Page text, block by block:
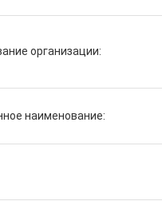
организации:
наименование: